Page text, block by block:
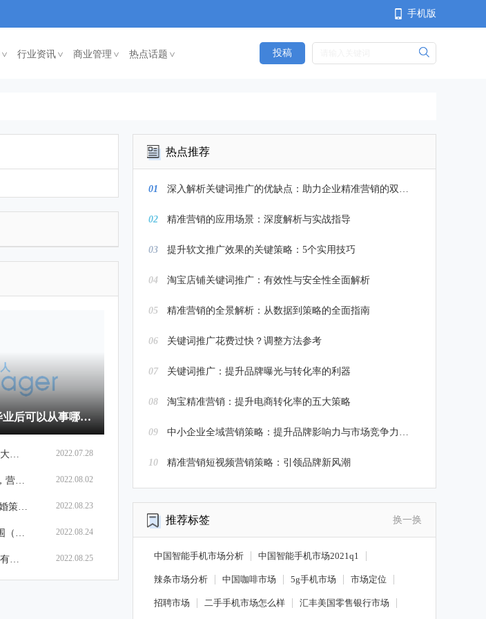
手机版
< 行业资讯 < 商业管理< 热点话题 < 投稿
市场营销是做什么的 毕业后可以从事哪些工作
怎么策划一个营销方案?几大步骤手把手教你 2022.07.28
如何做一份营销策划方案，营销活动策划方案怎么做效果好 2022.08.02
做一个策划方案多少钱 求婚策划方案费用价目表 2022.08.23
企业策划咨询公司经营范围（营业执照怎么写比较好） 2022.08.24
餐饮策划方案怎么做?这里有几个步骤供大家参考 2022.08.25
热点推荐
01 深入解析关键词推广的优缺点：助力企业精准营销的双刃剑
02 精准营销的应用场景：深度解析与实战指导
03 提升软文推广效果的关键策略：5个实用技巧
04 淘宝店铺关键词推广：有效性与安全性全面解析
05 精准营销的全景解析：从数据到策略的全面指南
06 关键词推广花费过快？调整方法参考
07 关键词推广：提升品牌曝光与转化率的利器
08 淘宝精准营销：提升电商转化率的五大策略
09 中小企业全域营销策略：提升品牌影响力与市场竞争力的实用指南
10 精准营销短视频营销策略：引领品牌新风潮
推荐标签 换一换
中国智能手机市场分析 中国智能手机市场2021q1
辣条市场分析 中国咖啡市场 5g手机市场 市场定位
招聘市场 二手手机市场怎么样 汇丰美国零售银行市场